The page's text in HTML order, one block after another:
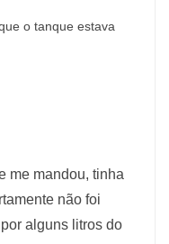
o tanque estava
me mandou, tinha
não foi
alguns litros do